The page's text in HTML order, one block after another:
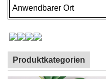
Anwendbarer Ort
Produktkategorien